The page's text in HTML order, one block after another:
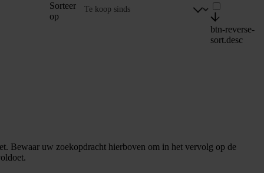
Sorteer
op
btn-reverse-
sort.desc
Bewaar uw zoekopdracht hierboven om in het vervolg op de